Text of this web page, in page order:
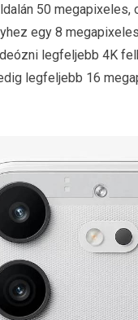
50
egy 8
legfeljebb 4K
legfeljebb 16